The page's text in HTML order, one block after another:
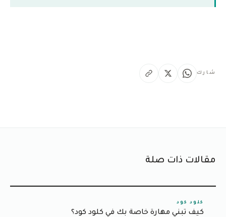
شارك
مقالات ذات صلة
كلود كود
كيف تبني مهارة خاصة بك في كلود كود؟